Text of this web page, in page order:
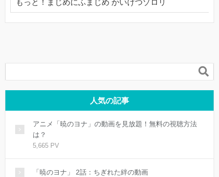
もっと！まじめにふまじめ かいけつゾロリ

人気の記事
アニメ「暁のヨナ」の動画を見放題！無料の視聴方法
は？
5,665 PV
「暁のヨナ」 2話：ちぎれた絆の動画